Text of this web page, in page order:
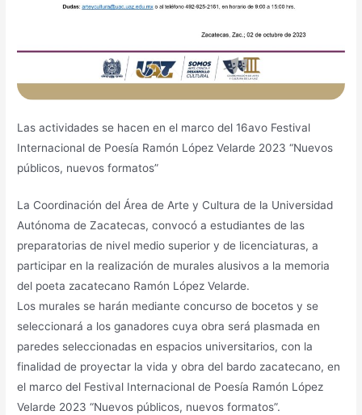
Las actividades se hacen en el marco del 16avo Festival
Internacional de Poesía Ramón López Velarde 2023 “Nuevos
públicos, nuevos formatos”
La Coordinación del Área de Arte y Cultura de la Universidad
Autónoma de Zacatecas, convocó a estudiantes de las
preparatorias de nivel medio superior y de licenciaturas, a
participar en la realización de murales alusivos a la memoria
del poeta zacatecano Ramón López Velarde.
Los murales se harán mediante concurso de bocetos y se
seleccionará a los ganadores cuya obra será plasmada en
paredes seleccionadas en espacios universitarios, con la
finalidad de proyectar la vida y obra del bardo zacatecano, en
el marco del Festival Internacional de Poesía Ramón López
Velarde 2023 “Nuevos públicos, nuevos formatos”.